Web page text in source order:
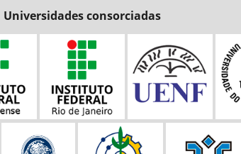
Universidades consorciadas